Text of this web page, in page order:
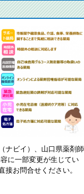
ナビイ）、山口県薬剤師
に一部変更が生じてい
接お問合せください。